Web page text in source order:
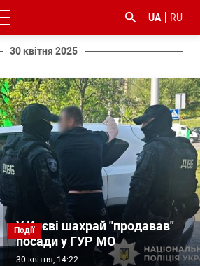
UA RU
30 квітня 2025
Події
У Києві шахрай "продавав"
посади у ГУР МО
30 квітня, 14:22
#ДФС #Київ #коронавірус